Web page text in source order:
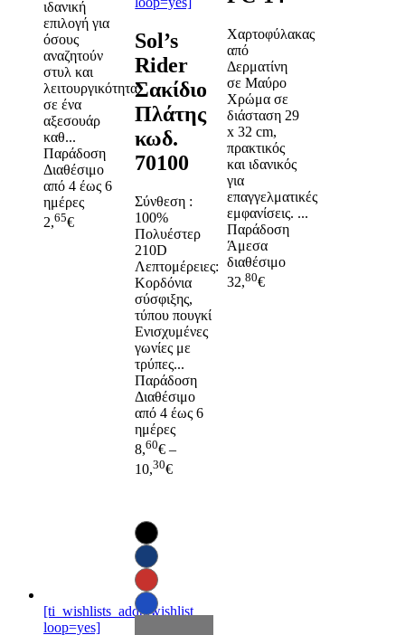
ιδανική
επιλογή για
όσους
αναζητούν
στυλ και
λειτουργικότητα
σε ένα
αξεσουάρ
καθ...
Παράδοση
Διαθέσιμο
από 4 έως 6
ημέρες
2,65€
Sol’s
Rider
Σακίδιο
Πλάτης
κωδ.
70100
Σύνθεση :
100%
Πολυέστερ
210D
Λεπτομέρειες:
Kορδόνια
σύσφιξης,
τύπου πουγκί
Ενισχυμένες
γωνίες με
τρύπες...
Παράδοση
Διαθέσιμο
από 4 έως 6
ημέρες
8,60€ –
10,30€
Χαρτοφύλακας
από
Δερματίνη
σε Μαύρο
Χρώμα σε
διάσταση 29
x 32 cm,
πρακτικός
και ιδανικός
για
επαγγελματικές
εμφανίσεις. ...
Παράδοση
Άμεσα
διαθέσιμο
32,80€
[ti_wishlists_addtowishlist
loop=yes]